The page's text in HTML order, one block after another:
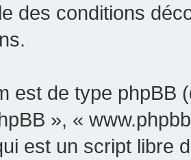
des conditions
est de type phpBB
», «
est un script libre